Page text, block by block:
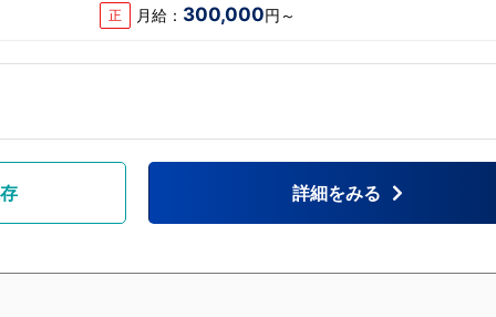
正 月給： 300,000円～
詳細をみる